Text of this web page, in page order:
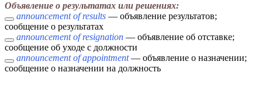
Объявление о результатах или решениях:
announcement of results — объявление результатов;
сообщение о результатах
announcement of resignation — объявление об отставке;
сообщение об уходе с должности
announcement of appointment— объявление о назначении;
сообщение о назначении на должность